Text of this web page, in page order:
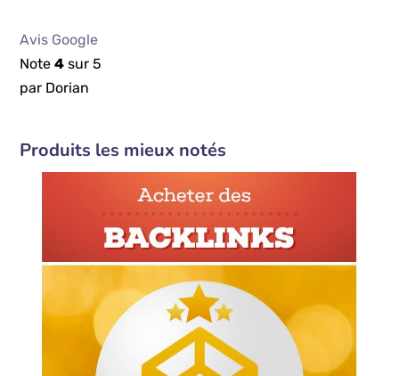
Avis Google
Note4 sur 5
par Dorian
Produits les mieux notés